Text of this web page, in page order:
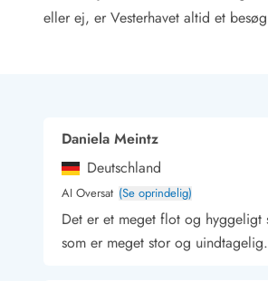
Rav - find det selv langs Vesterhavet
Indendørs legelande
Minigolf i Vestjylland
Svømmehaller og badelande
Golfferie i sommerhus
Rideskoler/Ponyridning
eller ej, er Vesterhavet altid et
Daniela Meintz
Deutschland
AI Oversat (Se oprindelig)
Det er et meget flot og hyggeligt
som er meget stor og